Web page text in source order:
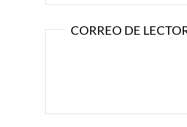
CORREO DE